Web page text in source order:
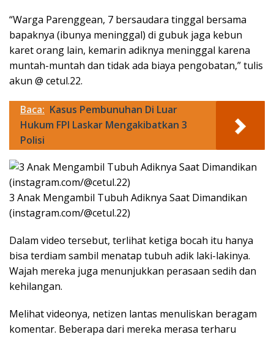
“Warga Parenggean, 7 bersaudara tinggal bersama
bapaknya (ibunya meninggal) di gubuk jaga kebun
karet orang lain, kemarin adiknya meninggal karena
muntah-muntah dan tidak ada biaya pengobatan,” tulis
akun @ cetul.22.
Baca: Kasus Pembunuhan Di Luar
Hukum FPI Laskar Mengakibatkan 3
Polisi
3 Anak Mengambil Tubuh Adiknya Saat Dimandikan
(instagram.com/@cetul.22)
Dalam video tersebut, terlihat ketiga bocah itu hanya
bisa terdiam sambil menatap tubuh adik laki-lakinya.
Wajah mereka juga menunjukkan perasaan sedih dan
kehilangan.
Melihat videonya, netizen lantas menuliskan beragam
komentar. Beberapa dari mereka merasa terharu